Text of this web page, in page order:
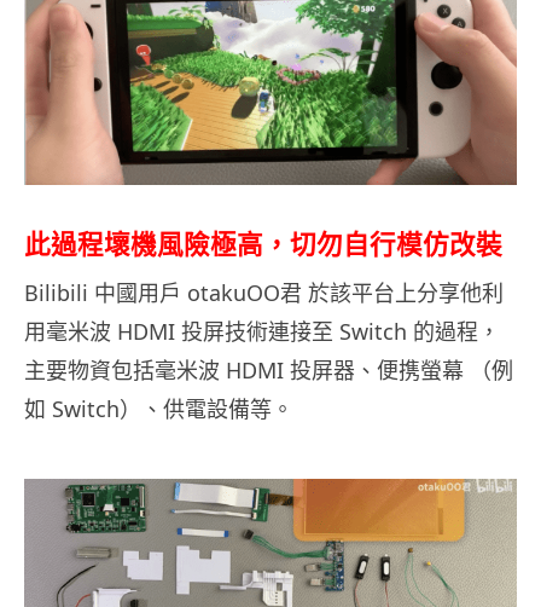
此過程壞機風險極高，切勿自行模仿改裝
Bilibili 中國用戶 otakuOO君 於該平台上分享他利
用毫米波 HDMI 投屏技術連接至 Switch 的過程，
主要物資包括毫米波 HDMI 投屏器、便携螢幕 （例
如 Switch）、供電設備等。